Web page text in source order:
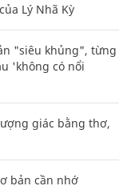
Lý Nhã Kỳ
"siêu khủng", từng
'không có nổi
giác bằng thơ,
bản cần nhớ